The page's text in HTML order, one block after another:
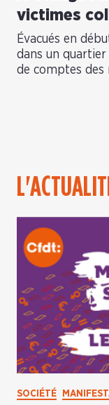
victimes
Évacués en
dans un
de comptes des
SOCIÉTÉ